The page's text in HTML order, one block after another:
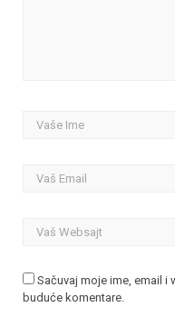
Sačuvaj moje ime, email i
buduće komentare.